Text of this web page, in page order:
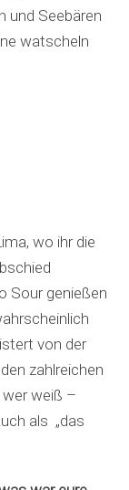
und Seebären
watscheln
wo ihr die
Sour genießen
von der
zahlreichen
wer weiß –
als „das